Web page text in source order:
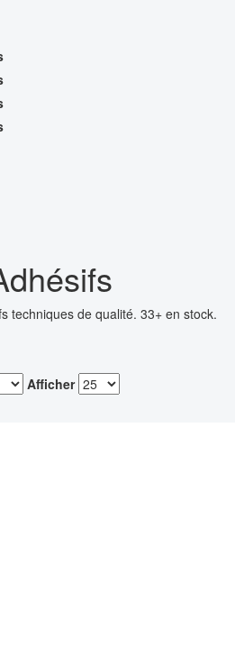
techniques de qualité. 33+ en stock.
Afficher